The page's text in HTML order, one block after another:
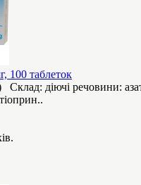
100 таблеток
діючі речовини: